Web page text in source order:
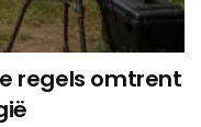
regels omtrent